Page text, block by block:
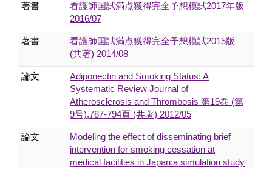
著書
看護師国試満点獲得完全予想模試2017年版
2016/07
著書
看護師国試満点獲得完全予想模試2015版
(共著) 2014/08
論文
Adiponectin and Smoking Status: A
Systematic Review Journal of
Atherosclerosis and Thrombosis 第19巻 (第
9号),787-794頁 (共著) 2012/05
論文
Modeling the effect of disseminating brief
intervention for smoking cessation at
medical facilities in Japan:a simulation study